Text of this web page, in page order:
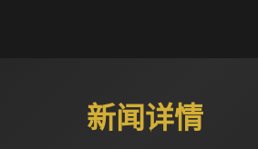
新闻详情